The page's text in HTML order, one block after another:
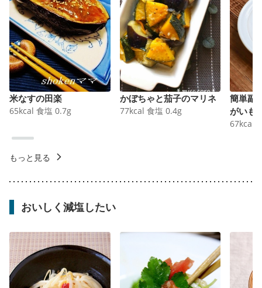
米なすの田楽
65kcal 食塩 0.7g
かぼちゃと茄子のマリネ
77kcal 食塩 0.4g
簡単副
がいも
67kcal
もっと見る
おいしく減塩したい